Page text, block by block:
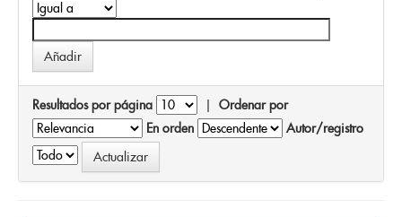
Resultados por página | Ordenar por
En orden
Autor/registro